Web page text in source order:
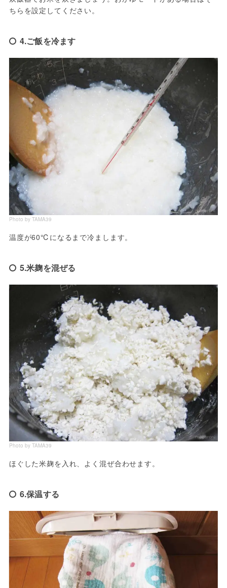
ちらを設定してください。
4.ご飯を冷ます
Photo by TAMA39
温度が60℃になるまで冷まします。
5.米麹を混ぜる
Photo by TAMA39
ほぐした米麹を入れ、よく混ぜ合わせます。
6.保温する